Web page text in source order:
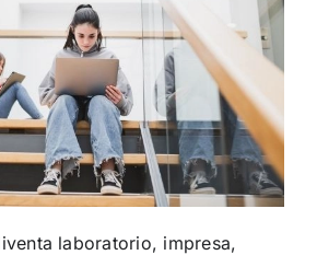
laboratorio, impresa,